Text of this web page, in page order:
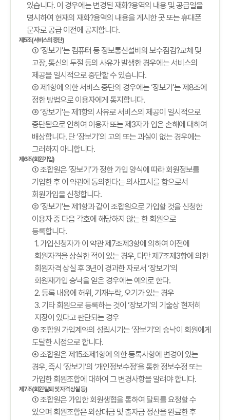
있습니다. 이 경우에는 변경된 재화?용역의 내용 및 공급일을
명시하여 현재의 재화?용역의 내용을 게시한 곳 또는 휴대폰
문자로 공급 이전에 공지합니다.
제5조(서비스의 중단)
① ‘장보기’는 컴퓨터 등 정보통신설비의 보수점검?교체 및
고장, 통신의 두절 등의 사유가 발생한 경우에는 서비스의
제공을 일시적으로 중단할 수 있습니다.
② 제1항에 의한 서비스 중단의 경우에는 ‘장보기’는 제8조에
정한 방법으로 이용자에게 통지합니다.
③ ‘장보기’는 제1항의 사유로 서비스의 제공이 일시적으로
중단됨으로 인하여 이용자 또는 제3자가 입은 손해에 대하여
배상합니다. 단 ‘장보기’의 고의 또는 과실이 없는 경우에는
그러하지 아니합니다.
제6조(회원가입)
① 조합원은 ‘장보기’가 정한 가입 양식에 따라 회원정보를
기입한 후 이 약관에 동의한다는 의사표시를 함으로서
회원가입을 신청합니다.
② ‘장보기’는 제1항과 같이 조합원으로 가입할 것을 신청한
이용자 중 다음 각호에 해당하지 않는 한 회원으로
등록합니다.
1. 가입신청자가 이 약관 제7조제3항에 의하여 이전에
회원자격을 상실한 적이 있는 경우, 다만 제7조제3항에 의한
회원자격 상실 후 3년이 경과한 자로서 ‘장보기’의
회원재가입 승낙을 얻은 경우에는 예외로 한다.
2. 등록 내용에 허위, 기재누락, 오기가 있는 경우
3. 기타 회원으로 등록하는 것이 ‘장보기’의 기술상 현저히
지장이 있다고 판단되는 경우
③ 조합원 가입계약의 성립시기는 ‘장보기’의 승낙이 회원에게
도달한 시점으로 합니다.
④ 조합원은 제15조제1항에 의한 등록사항에 변경이 있는
경우, 즉시 ‘장보기’의 ‘개인정보수정’을 통한 정보수정 또는
가입한 회원조합에 대하여 그 변경사항을 알려야 합니다.
제7조(회원 탈퇴 및 자격 상실 등)
① 조합원은 가입한 회원생협을 통하여 탈퇴를 요청할 수
있으며 회원조합은 외상대금 및 출자금 정산을 완료한 후